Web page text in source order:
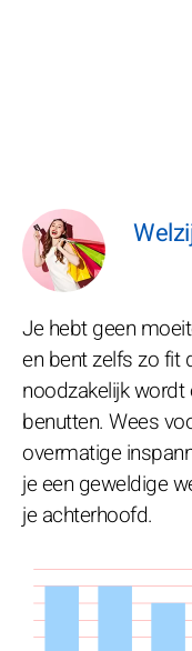
Je hebt geen
en bent zelfs zo fit
noodzakelijk
benutten. Wees
overmatige
je een geweldige
je achterhoofd.